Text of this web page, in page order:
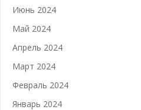
Июнь 2024
Май 2024
Апрель 2024
Март 2024
Февраль 2024
Январь 2024